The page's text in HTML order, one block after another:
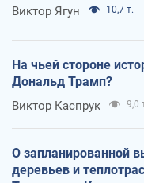
Виктор Ягун 10,7 т.
На чьей стороне
Дональд Трамп?
Виктор Каспрук 9,0
О запланированной
деревьев и